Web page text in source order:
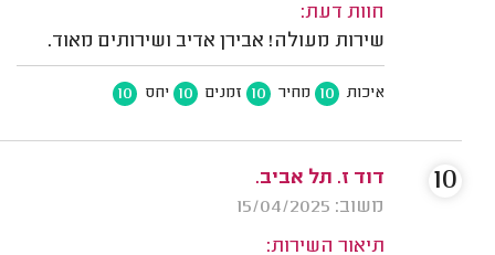
חוות דעת:
שירות מעולה! אבירן אדיב ושירותים מאוד.
איכות 10 מחיר 10 זמנים 10 יחס 10
דוד ז. תל אביב.
משוב: 15/04/2025
תיאור השירות:
10